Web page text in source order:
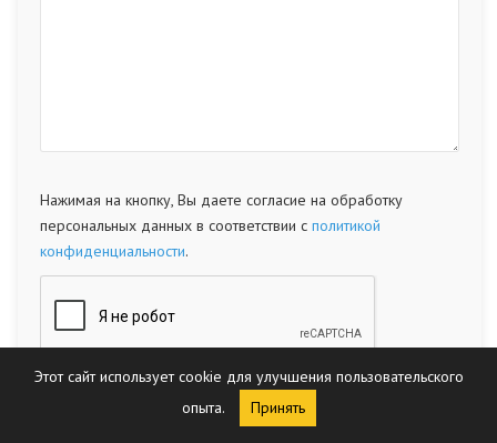
Нажимая на кнопку, Вы даете согласие на обработку
персональных данных в соответствии с политикой
конфиденциальности.
Этот сайт использует cookie для улучшения пользовательского
опыта.
Принять